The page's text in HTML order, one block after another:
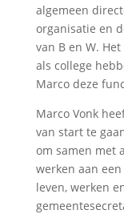
algemeen
organisatie en
van B en W.
als college
Marco deze
Marco Vonk
van start te
om samen met
werken aan
leven, werken